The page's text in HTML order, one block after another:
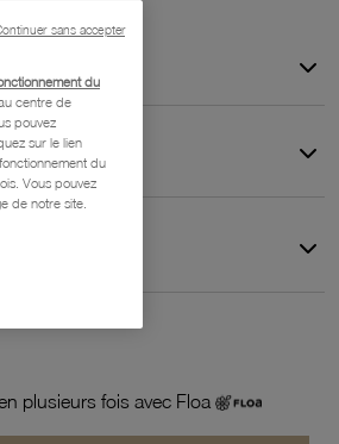
et Garantie
plusieurs fois avec Floa
du
centre de
pouvez
sur le lien
du
Vous pouvez
de notre site.
sans accepter